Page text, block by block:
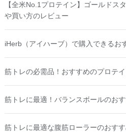
【全米No.1プロテイン】ゴールドス
や買い方のレビュー
iHerb（アイハーブ）で購入できるお
筋トレの必需品！おすすめのプロテ
筋トレに最適！バランスボールのお
筋トレに最適な腹筋ローラーのおす